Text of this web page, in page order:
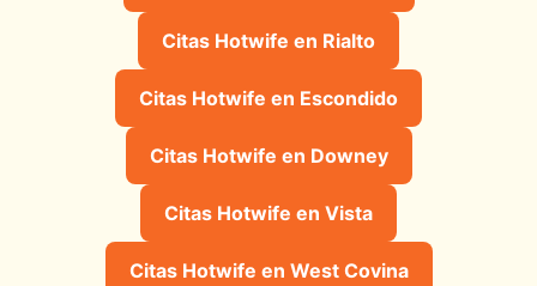
Citas Hotwife en Rialto
Citas Hotwife en Escondido
Citas Hotwife en Downey
Citas Hotwife en Vista
Citas Hotwife en West Covina